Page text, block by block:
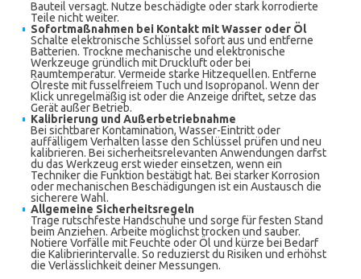
Bauteil versagt. Nutze beschädigte oder stark korrodierte
Teile nicht weiter.
Sofortmaßnahmen bei Kontakt mit Wasser oder Öl
Schalte elektronische Schlüssel sofort aus und entferne
Batterien. Trockne mechanische und elektronische
Werkzeuge gründlich mit Druckluft oder bei
Raumtemperatur. Vermeide starke Hitzequellen. Entferne
Ölreste mit fusselfreiem Tuch und Isopropanol. Wenn der
Klick unregelmäßig ist oder die Anzeige driftet, setze das
Gerät außer Betrieb.
Kalibrierung und Außerbetriebnahme
Bei sichtbarer Kontamination, Wasser-Eintritt oder
auffälligem Verhalten lasse den Schlüssel prüfen und neu
kalibrieren. Bei sicherheitsrelevanten Anwendungen darfst
du das Werkzeug erst wieder einsetzen, wenn ein
Techniker die Funktion bestätigt hat. Bei starker Korrosion
oder mechanischen Beschädigungen ist ein Austausch die
sicherere Wahl.
Allgemeine Sicherheitsregeln
Trage rutschfeste Handschuhe und sorge für festen Stand
beim Anziehen. Arbeite möglichst trocken und sauber.
Notiere Vorfälle mit Feuchte oder Öl und kürze bei Bedarf
die Kalibrierintervalle. So reduzierst du Risiken und erhöhst
die Verlässlichkeit deiner Messungen.